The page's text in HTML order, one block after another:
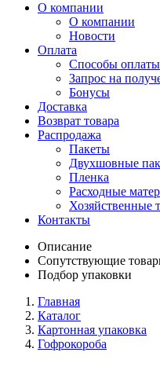
О компании
О компании
Новости
Оплата
Способы оплаты
Запрос на
Бонусы
Доставка
Возврат товара
Распродажа
Пакеты
Двухшовные
Пленка
Расходные
Хозяйственные
Контакты
Описание
Сопутствующие
Подбор упаковки
Главная
Каталог
Картонная упаковка
Гофрокороба